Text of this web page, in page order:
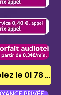
Forfaits privés - appelez le 01 78 41 53 51